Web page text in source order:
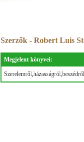
Szerzők - Robert Luis
Megjelent könyvei: